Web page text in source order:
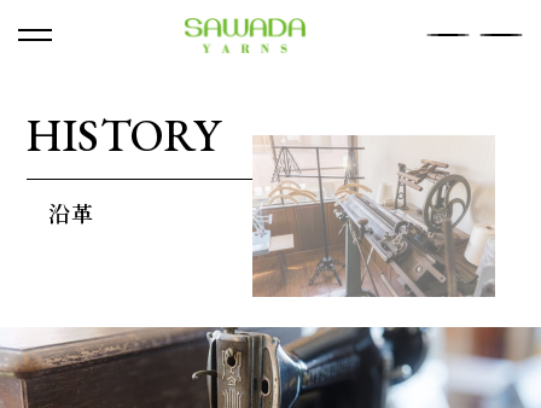
COMPANY
ORIGINAL YARN
RECRUIT
SUSTAINABILITY
HISTORY
沿革